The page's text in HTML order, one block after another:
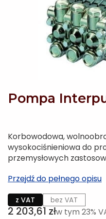
Pompa
Korbowodowa,
wysokociśnieniowa do
przemysłowych
Przejdź do pełnego opisu
z VAT bez VAT
Cena
2 203,61 złw tym 23%
w tym 23%